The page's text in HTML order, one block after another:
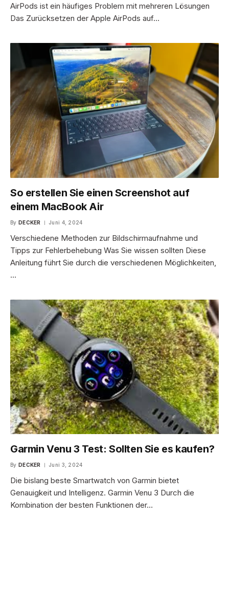
AirPods ist ein häufiges Problem mit mehreren Lösungen
Das Zurücksetzen der Apple AirPods auf…
So erstellen Sie einen Screenshot auf
einem MacBook Air
By DECKER Juni 4, 2024
Verschiedene Methoden zur Bildschirmaufnahme und
Tipps zur Fehlerbehebung Was Sie wissen sollten Diese
Anleitung führt Sie durch die verschiedenen Möglichkeiten,
…
Garmin Venu 3 Test: Sollten Sie es kaufen?
By DECKER Juni 3, 2024
Die bislang beste Smartwatch von Garmin bietet
Genauigkeit und Intelligenz. Garmin Venu 3 Durch die
Kombination der besten Funktionen der…